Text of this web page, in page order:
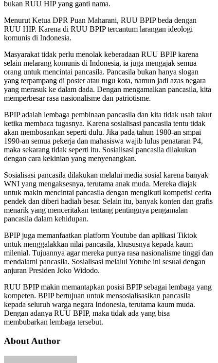
bukan RUU HIP yang ganti nama.
Menurut Ketua DPR Puan Maharani, RUU BPIP beda dengan
RUU HIP. Karena di RUU BPIP tercantum larangan ideologi
komunis di Indonesia.
Masyarakat tidak perlu menolak keberadaan RUU BPIP karena
selain melarang komunis di Indonesia, ia juga mengajak semua
orang untuk mencintai pancasila. Pancasila bukan hanya slogan
yang terpampang di poster atau tugu kota, namun jadi azas negara
yang merasuk ke dalam dada. Dengan mengamalkan pancasila, kita
memperbesar rasa nasionalisme dan patriotisme.
BPIP adalah lembaga pembinaan pancasila dan kita tidak usah takut
ketika membaca tugasnya. Karena sosialisasi pancasila tentu tidak
akan membosankan seperti dulu. Jika pada tahun 1980-an smpai
1990-an semua pekerja dan mahasiswa wajib lulus penataran P4,
maka sekarang tidak seperti itu. Sosialisasi pancasila dilakukan
dengan cara kekinian yang menyenangkan.
Sosialisasi pancasila dilakukan melalui media sosial karena banyak
WNI yang mengaksesnya, terutama anak muda. Mereka diajak
untuk makin mencintai pancasila dengan mengikuti kompetisi cerita
pendek dan diberi hadiah besar. Selain itu, banyak konten dan grafis
menarik yang menceritakan tentang pentingnya pengamalan
pancasila dalam kehidupan.
BPIP juga memanfaatkan platform Youtube dan aplikasi Tiktok
untuk menggalakkan nilai pancasila, khususnya kepada kaum
milenial. Tujuannya agar mereka punya rasa nasionalisme tinggi dan
mendalami pancasila. Sosialisasi melalui Yotube ini sesuai dengan
anjuran Presiden Joko Widodo.
RUU BPIP makin memantapkan posisi BPIP sebagai lembaga yang
kompeten. BPIP bertujuan untuk mensosialisasikan pancasila
kepada seluruh warga negara Indonesia, terutama kaum muda.
Dengan adanya RUU BPIP, maka tidak ada yang bisa
membubarkan lembaga tersebut.
About Author